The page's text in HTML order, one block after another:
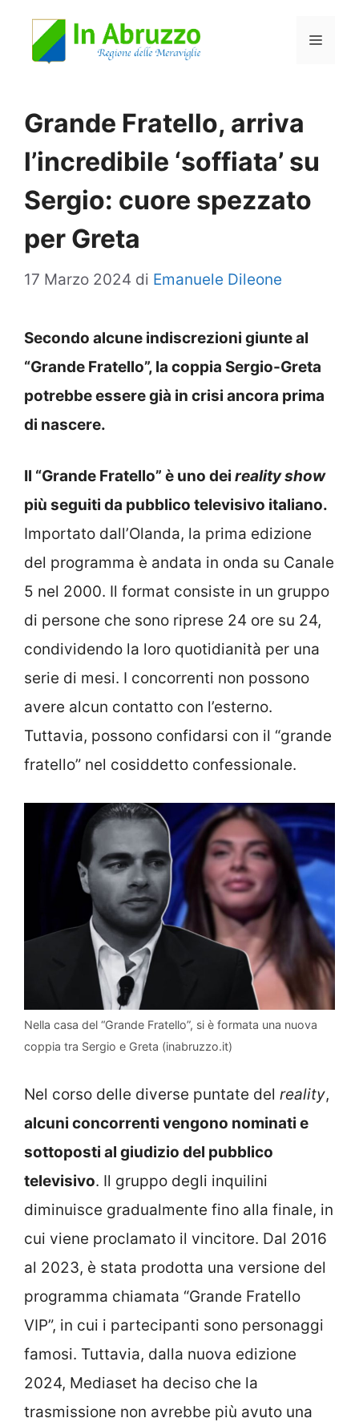
Menu
Grande Fratello, arriva
l’incredibile ‘soffiata’ su
Sergio: cuore spezzato
per Greta
17 Marzo 2024 di Emanuele Dileone
Secondo alcune indiscrezioni giunte al
“Grande Fratello”, la coppia Sergio-Greta
potrebbe essere già in crisi ancora prima
di nascere.
Il “Grande Fratello” è uno dei reality show
più seguiti da pubblico televisivo italiano.
Importato dall’Olanda, la prima edizione
del programma è andata in onda su Canale
5 nel 2000. Il format consiste in un gruppo
di persone che sono riprese 24 ore su 24,
condividendo la loro quotidianità per una
serie di mesi. I concorrenti non possono
avere alcun contatto con l’esterno.
Tuttavia, possono confidarsi con il “grande
fratello” nel cosiddetto confessionale.
Nella casa del “Grande Fratello”, si è formata una nuova
coppia tra Sergio e Greta (inabruzzo.it)
Nel corso delle diverse puntate del reality,
alcuni concorrenti vengono nominati e
sottoposti al giudizio del pubblico
televisivo. Il gruppo degli inquilini
diminuisce gradualmente fino alla finale, in
cui viene proclamato il vincitore. Dal 2016
al 2023, è stata prodotta una versione del
programma chiamata “Grande Fratello
VIP”, in cui i partecipanti sono personaggi
famosi. Tuttavia, dalla nuova edizione
2024, Mediaset ha deciso che la
trasmissione non avrebbe più avuto una